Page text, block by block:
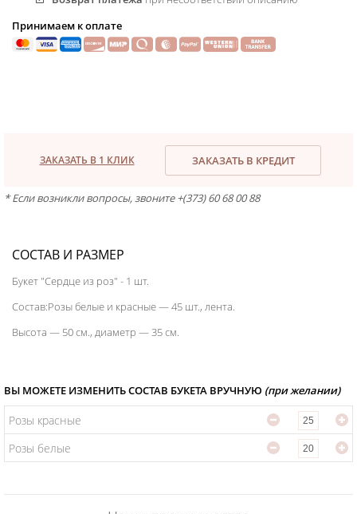
Принимаем к оплате
ЗАКАЗАТЬ В 1 КЛИК ЗАКАЗАТЬ В КРЕДИТ
* Если возникли вопросы, звоните +(373) 60 68 00 88
СОСТАВ И РАЗМЕР
Букет "Сердце из роз" - 1 шт.
Состав:Розы белые и красные — 45 шт., лента.
Высота — 50 см., диаметр — 35 см.
ВЫ МОЖЕТЕ ИЗМЕНИТЬ СОСТАВ БУКЕТА ВРУЧНУЮ (при желании)
Розы красные
Розы белые